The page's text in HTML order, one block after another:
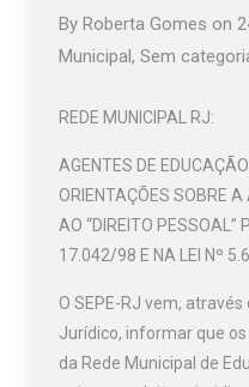
ByRoberta Gomes on
Municipal,Sem
REDE MUNICIPAL RJ:
AGENTES DE
ORIENTAÇÕES SOBRE
AO “DIREITO PESSOAL”
17.042/98 E NA LEI Nº
O SEPE-RJ vem,
Jurídico, informar que
da Rede Municipal de